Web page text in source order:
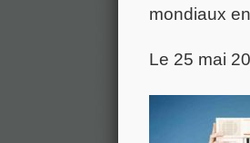
mondiaux
Le 25 mai